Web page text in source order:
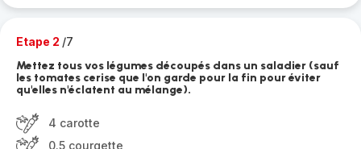
Etape 2 /7
Mettez tous vos légumes découpés dans un saladier (sauf
les tomates cerise que l'on garde pour la fin pour éviter
qu'elles n'éclatent au mélange).
4 carotte
0.5 courgette